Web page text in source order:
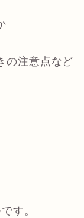
の注意点など
す。